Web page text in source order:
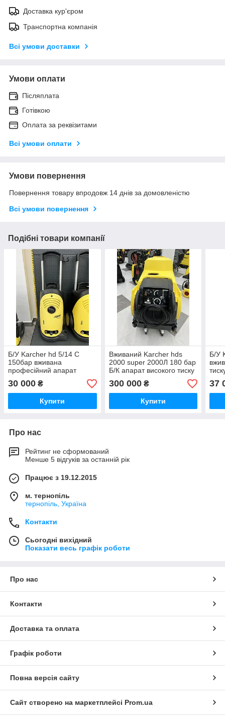
Доставка кур'єром
Транспортна компанія
Всі умови доставки
Умови оплати
Післяплата
Готівкою
Оплата за реквізитами
Всі умови оплати
Умови повернення
Повернення товару впродовж 14 днів за домовленістю
Всі умови повернення
Подібні товари компанії
Б/У Karcher hd 5/14 C
150бар вживана
професійний апарат
високого тиску
30 000 ₴
Купити
Вживаний Karcher hds
2000 super 2000Л 180 бар
Б/К апарат високого тиску
з підігрівом води вживаний
300 000₴
Купити
Б/У
37
Про нас
Рейтинг не сформований
Менше 5 відгуків за останній рік
Працює з 19.12.2015
м. тернопіль
тернопіль, Україна
Контакти
Сьогодні вихідний
Показати весь графік роботи
Про нас
Контакти
Доставка та оплата
Графік роботи
Повна версія сайту
Сайт створено на маркетплейсі Prom.ua